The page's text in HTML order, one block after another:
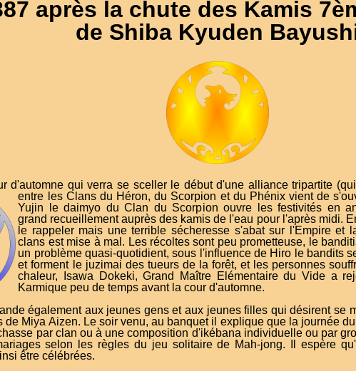
après la chute des Kamis 7
de Shiba Kyuden
d'automne qui verra se sceller le début d'une alliance tripartite
entre les Clans du Héron, du Scorpion et du Phénix vient de
Yujin le daimyo du Clan du Scorpion ouvre les festivités en
grand recueillement auprès des kamis de l'eau pour l'après midi.
le rappeler mais une terrible sécheresse s'abat sur l'Empire et
clans est mise à mal. Les récoltes sont peu prometteuse, le
un problème quasi-quotidient, sous l'influence de Hiro le bandits
et forment le juzimai des tueurs de la forêt, et les personnes
chaleur, Isawa Dokeki, Grand Maître Elémentaire du Vide a
Karmique peu de temps avant la cour d'automne.
également aux jeunes gens et aux jeunes filles qui désirent se
de Miya Aizen. Le soir venu, au banquet il explique que la journée
par clan ou à une composition d'ikébana individuelle ou par
selon les règles du jeu solitaire de Mah-jong. Il espère
être célébrées.